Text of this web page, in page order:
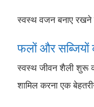
स्वस्थ वजन बनाए
फलों और सब्जियों
स्वस्थ जीवन शैली शुरू
शामिल करना एक